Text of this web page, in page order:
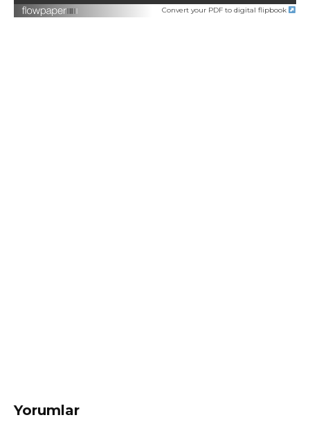
Convert your PDF to digital flipbook
Yorumlar